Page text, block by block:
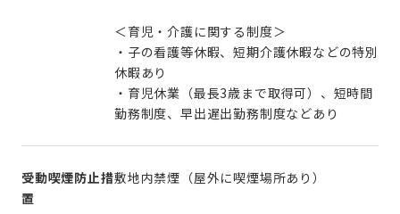
＜育児・介護に関する制度＞
・子の看護等休暇、短期介護休暇などの特別
休暇あり
・育児休業（最長3歳まで取得可）、短時間
勤務制度、早出遅出勤務制度などあり
受動喫煙防止措
置
敷地内禁煙（屋外に喫煙場所あり）